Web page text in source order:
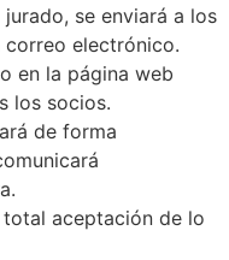
se enviará a los
electrónico.
en la página web
los socios.
de forma
aceptación de lo